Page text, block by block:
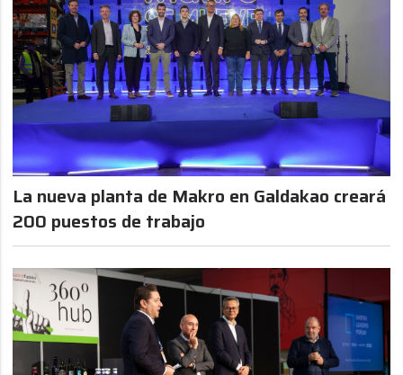
La nueva planta de Makro en Galdakao creará
200 puestos de trabajo